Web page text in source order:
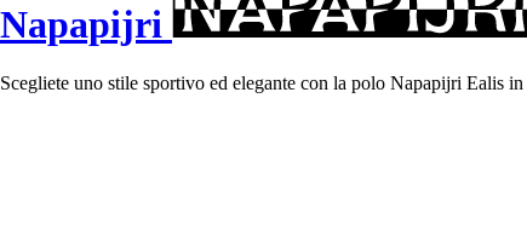
Napapijri
Scegliete uno stile sportivo ed elegante con la polo Napapijri Ealis